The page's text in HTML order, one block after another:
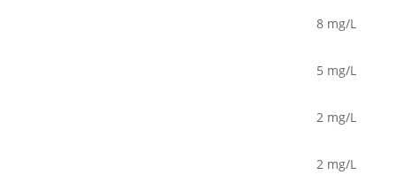
8 mg/L
5 mg/L
2 mg/L
2 mg/L